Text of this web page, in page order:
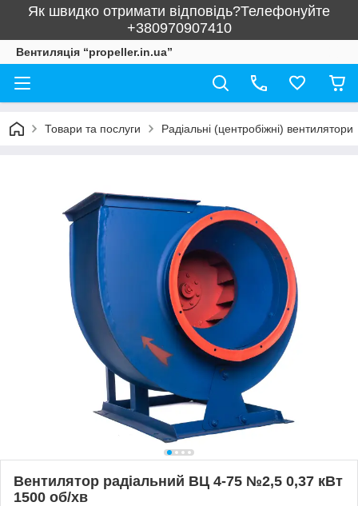
Як швидко отримати відповідь?Телефонуйте
+380970907410
Вентиляція “propeller.in.ua”
Товари та послуги Радіальні (центробіжні) вентилятори
Вентилятор радіальний ВЦ 4-75 №2,5 0,37 кВт
1500 об/хв